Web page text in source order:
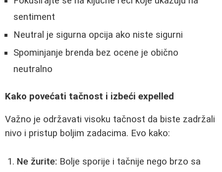
sentiment
Neutral je sigurna opcija ako niste sigurni
Spominjanje brenda bez ocene je obično
neutralno
Kako povećati tačnost i izbeći expelled
Važno je održavati visoku tačnost da biste zadržali
nivo i pristup boljim zadacima. Evo kako:
Ne žurite: Bolje sporije i tačnije nego brzo sa